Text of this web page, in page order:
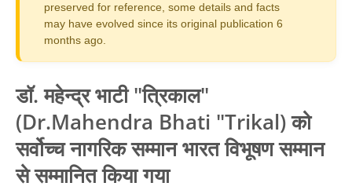
राजस्थान
खेल
शिक्षा
लाइफस्टाइल
preserved for reference, some details and facts
may have evolved since its original publication 6
months ago.
डॉ. महेन्द्र भाटी "त्रिकाल"
(Dr.Mahendra Bhati "Trikal) को
सर्वोच्च नागरिक सम्मान भारत विभूषण सम्मान
से सम्मानित किया गया